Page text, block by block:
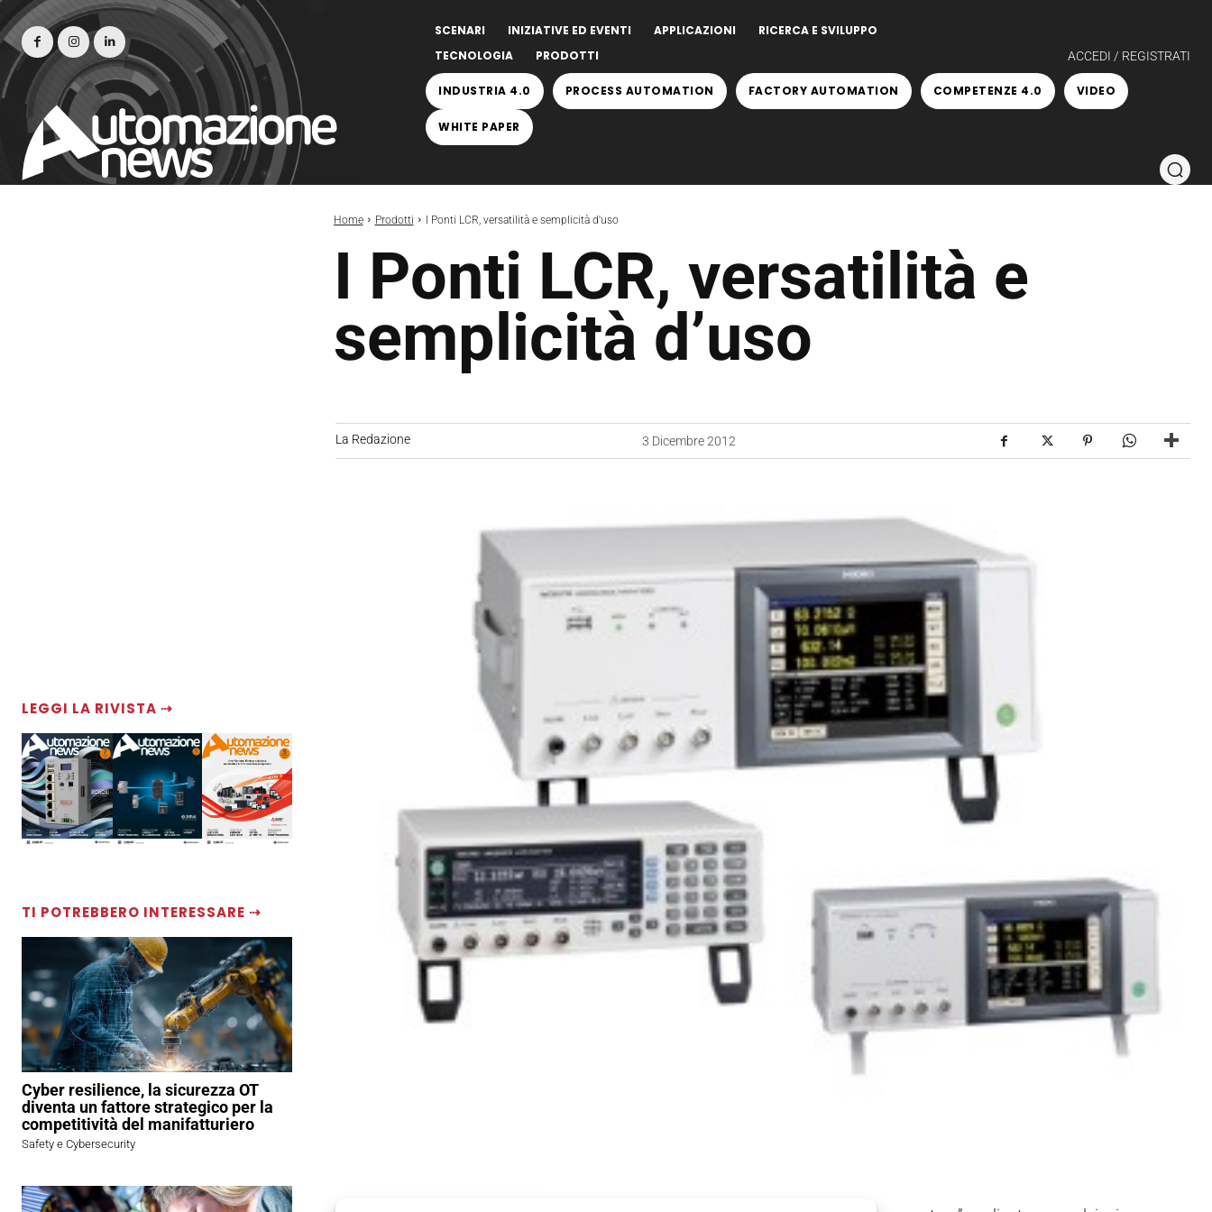
SCENARI INIZIATIVE ED EVENTI APPLICAZIONI
RICERCA E SVILUPPO
TECNOLOGIA
PRODOTTI ACCEDI / REGISTRATI
INDUSTRIA 4.0 PROCESS AUTOMATION FACTORY AUTOMATION COMPETENZE 4.0 VIDEO
WHITE PAPER
Home Prodotti I Ponti LCR, versatilità e semplicità d'uso
I Ponti LCR, versatilità e
semplicità d’uso
LEGGI LA RIVISTA ⇢
TI POTREBBERO INTERESSARE ⇢
Cyber resilience, la sicurezza OT
diventa un fattore strategico per la
competitività del manifatturiero
Safety e Cybersecurity
La Redazione 3 Dicembre 2012